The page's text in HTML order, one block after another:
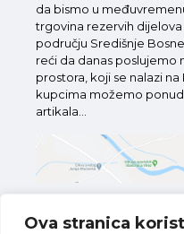
Ova stranica
da bismo u
trgovina rezervih
području Središnje
reći da danas poslujemo
prostora, koji se nalazi na
kupcima možemo
artikala...